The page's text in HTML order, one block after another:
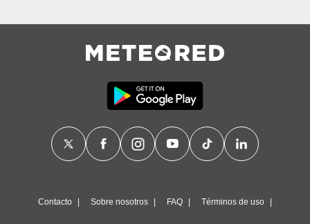
Contacto Sobre nosotros FAQ Términos de uso